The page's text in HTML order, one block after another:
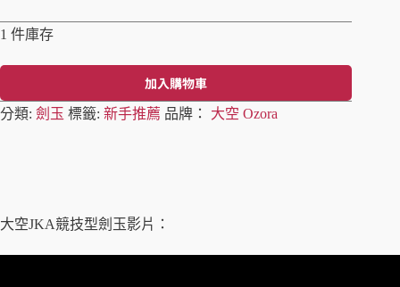
1 件庫存
加入購物車
A
l
t
v
分類: 劍玉 標籤: 新手推薦 品牌： 大空 Ozora
大空JKA競技型劍玉影片：